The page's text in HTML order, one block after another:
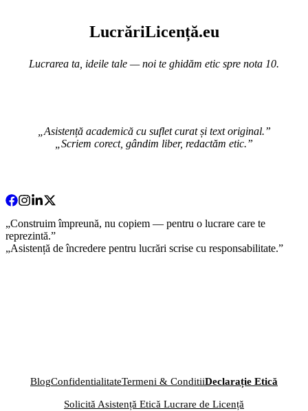
LucrăriLicență.eu
Lucrarea ta, ideile tale — noi te ghidăm etic spre nota 10.
„Asistență academică cu suflet curat și text original.”
„Scriem corect, gândim liber, redactăm etic.”
„Construim împreună, nu copiem — pentru o lucrare care te
reprezintă.”
„Asistență de încredere pentru lucrări scrise cu responsabilitate.”
BlogConfidentialitateTermeni & ConditiiDeclarație Etică
Solicită Asistență Etică Lucrare de Licență